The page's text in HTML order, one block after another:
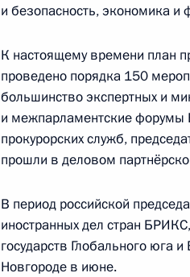
Рабочая поездка в Санкт-
11 июля 2024 года
Встреча с губернатором
11 июля 2024 года, 22:50
и безопасность, экономика и
К настоящему времени план
проведено порядка 150
большинство экспертных и
и межпарламентские форумы
прокурорских служб,
прошли в деловом
В период российской
иностранных дел стран
государств Глобального юга
Новгороде в июне.